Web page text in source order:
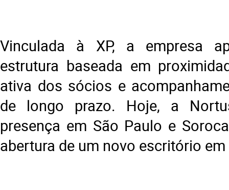
Vinculada à XP, a empresa
estrutura baseada em
ativa dos sócios e
de longo prazo. Hoje, a
presença em São Paulo e
abertura de um novo escritório